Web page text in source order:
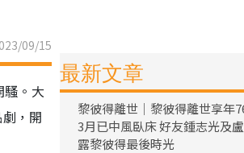
09/15
。大
，開
最新文章
黎彼得離世｜黎彼得離世享年
3月已中風臥床 好友鍾志光及
露黎彼得最後時光